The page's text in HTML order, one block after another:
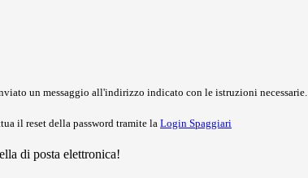
un messaggio all'indirizzo indicato con le istruzioni necessarie.
il reset della password tramite la Login Spaggiari
di posta elettronica!